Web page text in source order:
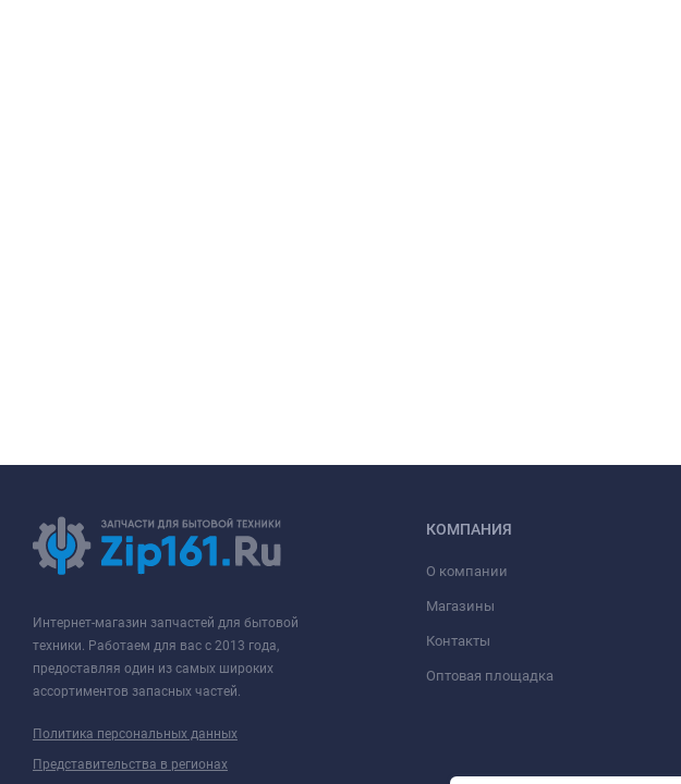
Интернет-магазин запчастей для бытовой
техники. Работаем для вас с 2013 года,
предоставляя один из самых широких
ассортиментов запасных частей.
Политика персональных данных
Представительства в регионах
КОМПАНИЯ
О компании
Магазины
Контакты
Оптовая площадка